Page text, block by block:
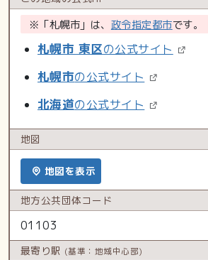
※「札幌市」は、 政令指定都市です。
札幌市 東区の公式サイト
札幌市の公式サイト
北海道の公式サイト
地図
地図を表示
地方公共団体コード
01103
最寄り駅 (基準：地域中心部)